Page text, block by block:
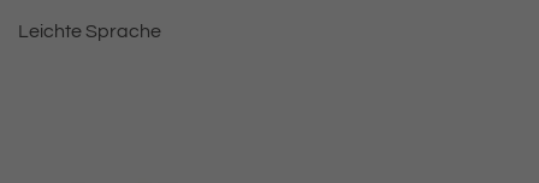
Leichte Sprache